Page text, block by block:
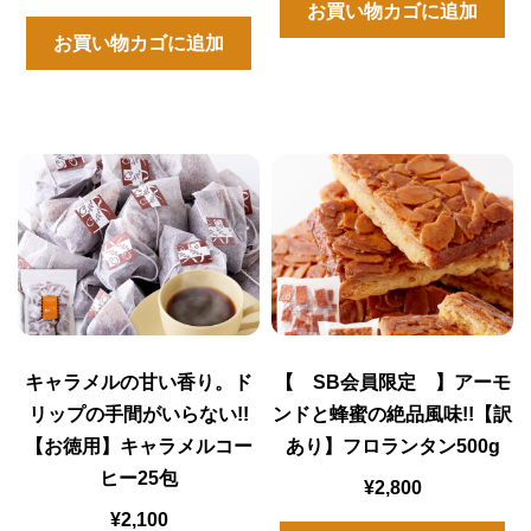
お買い物カゴに追加
お買い物カゴに追加
キャラメルの甘い香り。ド
リップの手間がいらない!!
【お徳用】キャラメルコー
ヒー25包
¥2,100
【 SB会員限定 】アーモ
ンドと蜂蜜の絶品風味!!【訳
あり】フロランタン500g
¥2,800